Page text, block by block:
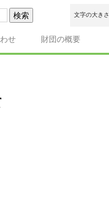
文字の大きさ
せ 財団の概要